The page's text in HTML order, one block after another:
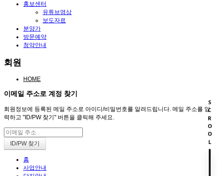
홍보센터
유튜브영상
보도자료
분양가
방문예약
청약안내
회원
HOME
이메일 주소로 계정 찾기
회원정보에 등록된 메일 주소로 아이디/비밀번호를 알려드립니다. 메일 주소를 입
력하고 "ID/PW 찾기" 버튼을 클릭해 주세요.
홈
사업안내
SCROOL